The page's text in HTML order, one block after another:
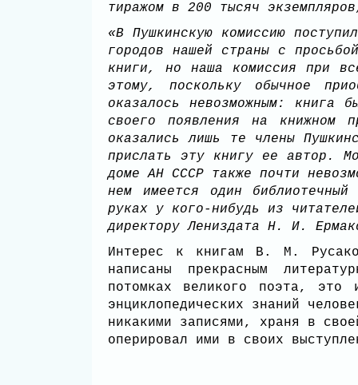
тиражом в 200 тысяч
«В Пушкинскую комиссию
городов нашей страны с
книги, но наша комиссия при
этому, поскольку обычное
оказалось невозможным: книга
своего появления на книжном
оказались лишь те члены
прислать эту книгу ее автор.
доме АН СССР также почти
нем имеется один
руках у кого-нибудь из
директору Лениздата Н. И.
Интерес к книгам В. М.
написаны прекрасным
потомках великого поэта,
энциклопедических знаний
никакими записями, храня в
оперировал ими в своих